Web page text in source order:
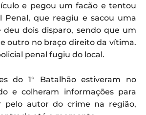
e pegou um facão e tentou
Penal, que reagiu e sacou uma
dois disparo, sendo que um
outro no braço direito da vítima.
penal fugiu do local.
do 1° Batalhão estiveram no
e colheram informações para
pelo autor do crime na região,